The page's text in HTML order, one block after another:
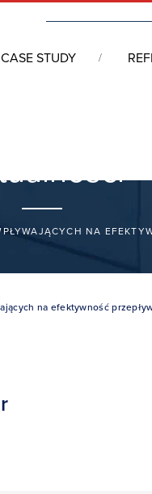
CASE STUDY
NA
na efektywność